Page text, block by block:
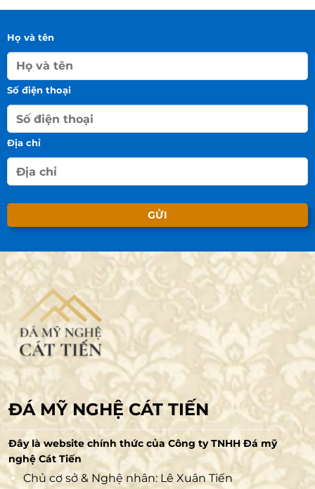
Họ và tên
Số điện thoại
Địa chỉ
ĐÁ MỸ NGHỆ CÁT TIẾN
Đây là website chính thức của Công ty TNHH Đá mỹ
nghệ Cát Tiến
Chủ cơ sở & Nghệ nhân: Lê Xuân Tiến